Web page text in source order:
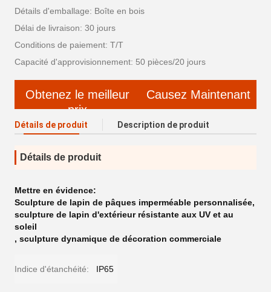
Détails d'emballage: Boîte en bois
Délai de livraison: 30 jours
Conditions de paiement: T/T
Capacité d'approvisionnement: 50 pièces/20 jours
Obtenez le meilleur
prix
Causez Maintenant
Détails de produit Description de produit
Détails de produit
Mettre en évidence:
Sculpture de lapin de pâques imperméable personnalisée,
sculpture de lapin d'extérieur résistante aux UV et au
soleil
, sculpture dynamique de décoration commerciale
Indice d'étanchéité: IP65